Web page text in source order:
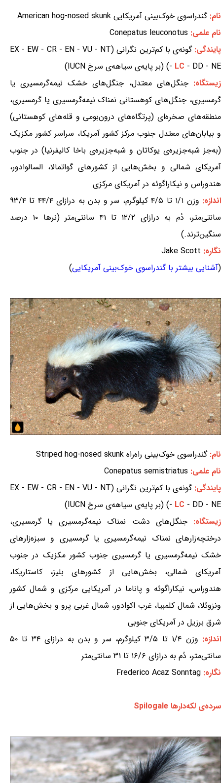
نام:گندراسوی خوک‌بینی آمریکایی American hog-nosed skunk
نام علمی: Conepatus leuconotus
پایندگی:
گونه‌ی با کم‌ترین نگرانی (EX - EW - CR - EN - VU - NT
- LC - DD - NE) (بر پایه‌ی سیاهه‌ی سرخ IUCN)
زیستگاه:جنگل‌های معتدل، جنگل‌های خشک نیمه‌گرمسیری یا
گرمسیری، جنگل‌های کوهستانی نمناک نیمه‌گرمسیری یا گرمسیری،
منطقه‌های صخره‌ای (پرتگاه‌های درون‌بومی و قله‌های کوهستانی)
و بیابان‌های معتدل جنوب مرکز کشور آمریکا، سراسر کشور مکزیک
(به‌جز شبه‌جزیره‌ی یوکاتان و شبه‌جزیره‌ی باخا کالیفرنیا) در جنوب
آمریکای شمالی و بخش‌هایی از کشورهای گواتمالا، السالوادور،
هندوراس و نیکاراگوئه در آمریکای مرکزی
اندازه:
وزن ۱/۱ تا ۴/۵ کیلوگرم، سر و بدن به درازای ۴۴/۴ تا ۹۳/۴
سانتی‌متر، دُم به درازای ۱۲/۲ تا ۴۱ سانتی‌متر (نرها ۱۰ درصد
سنگین‌ترند.)
نگاره: Jake Scott
(آشنایی بیشتر با گندراسوی خوک‌بینی آمریکایی)
نام:گندراسوی خوک‌بینی راه‌راه Striped hog-nosed skunk
نام علمی: Conepatus semistriatus
پایندگی:
گونه‌ی با کم‌ترین نگرانی (EX - EW - CR - EN - VU - NT
- LC - DD - NE) (بر پایه‌ی سیاهه‌ی سرخ IUCN)
زیستگاه:جنگل‌های دشت نمناک نیمه‌گرمسیری یا گرمسیری،
درختچه‌زارهای نمناک نیمه‌گرمسیری یا گرمسیری و سبزه‌زارهای
خشک نیمه‌گرمسیری یا گرمسیری جنوب کشور مکزیک در جنوب
آمریکای شمالی، بخش‌هایی از کشورهای بلیز، کاستاریکا،
هندوراس، نیکاراگوئه و پاناما در آمریکایی مرکزی و شمال کشور
ونزوئلا، شمال کلمبیا، غرب اکوادور، شمال غربی پرو و بخش‌هایی از
شرق برزیل در آمریکای جنوبی
اندازه:
وزن ۱/۴ تا ۳/۵ کیلوگرم، سر و بدن به درازای ۳۴ تا ۵۰
سانتی‌متر، دُم به درازای ۱۶/۶ تا ۳۱ سانتی‌متر
نگاره: Frederico Acaz Sonntag
سرده‌ی لکه‌دارها Spilogale